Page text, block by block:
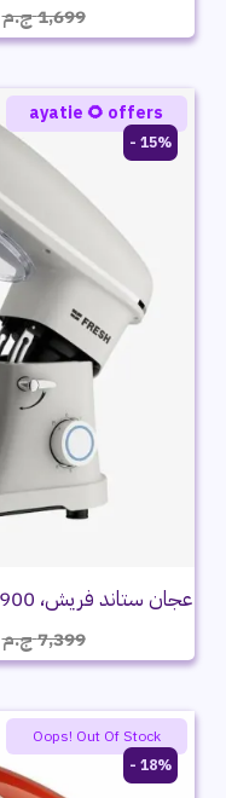
1,699ج.م
15% -
عجان ستاند فريش، 1900 وات، 8 لتر، بيج – FSM-1900-BG
7,399ج.م
ayatie 🌻 offers
18% -
Oops! Out Of Stock